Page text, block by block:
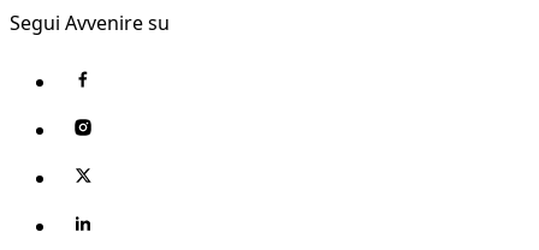
Segui Avvenire su